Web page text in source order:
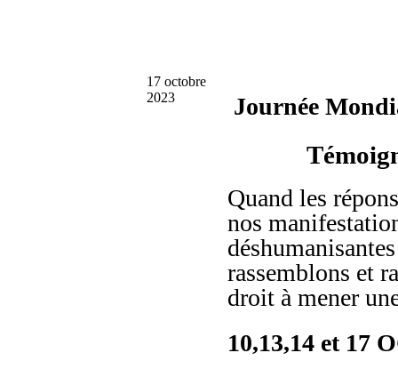
17 octobre
2023
Journée
Quand les
nos
rassemblons et
droit à mener
10,13,14 et 17